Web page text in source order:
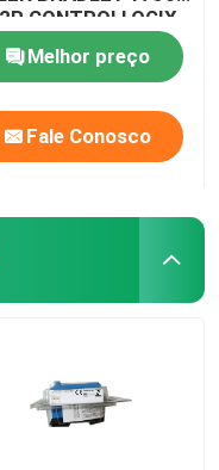
CONTROLLOGIX
Melhor preço
Fale Conosco